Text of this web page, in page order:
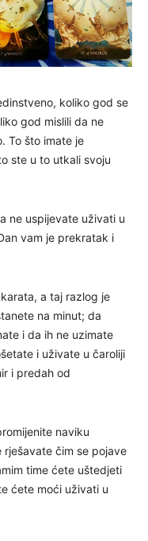
koliko god se
god mislili da ne
To što imate je
ste u to utkali svoju
ne uspijevate uživati u
vam je prekratak i
a taj razlog je
na minut; da
i da ih ne uzimate
i uživate u čaroliji
i predah od
naviku
čim se pojave
time ćete uštedjeti
ćete moći uživati u